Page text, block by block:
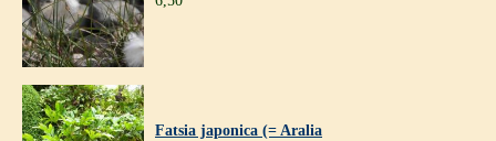
Fatsia japonica (= Aralia